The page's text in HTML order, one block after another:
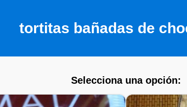
tortitas bañadas de
Selecciona una opción: